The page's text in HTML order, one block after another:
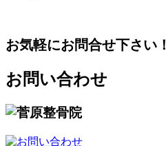
お気軽にお問合せ下さい！
お問い合わせ